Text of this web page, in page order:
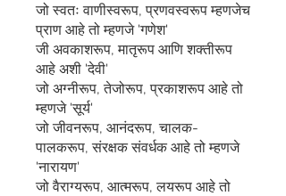
जो स्वतः वाणीस्वरूप, प्रणवस्वरूप म्हणजेच
प्राण आहे तो म्हणजे 'गणेश'
जी अवकाशरूप, मातृरूप आणि शक्तीरूप
आहे अशी 'देवी'
जो अग्नीरूप, तेजोरूप, प्रकाशरूप आहे तो
म्हणजे 'सूर्य'
जो जीवनरूप, आनंदरूप, चालक-
पालकरूप, संरक्षक संवर्धक आहे तो म्हणजे
'नारायण'
जो वैराग्यरूप, आत्मरूप, लयरूप आहे तो